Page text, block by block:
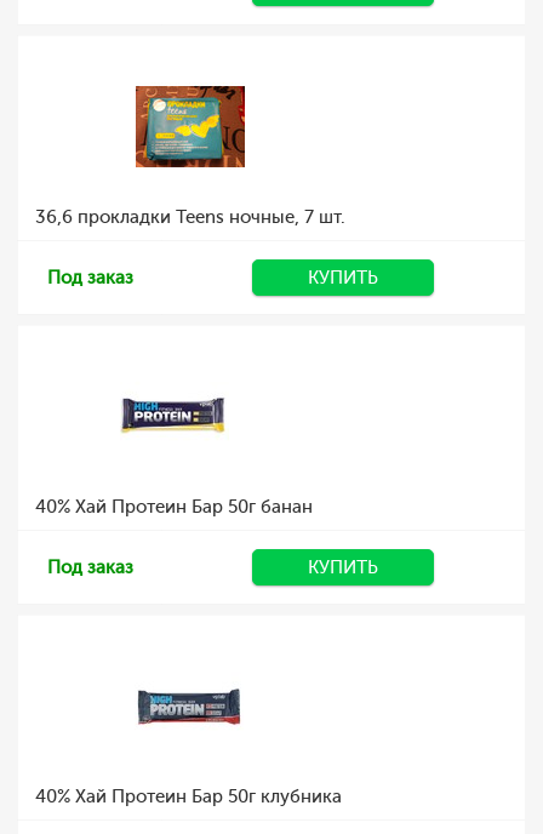
36,6 прокладки Teens ночные, 7 шт.
Под заказ КУПИТЬ
40% Хай Протеин Бар 50г банан
Под заказ КУПИТЬ
40% Хай Протеин Бар 50г клубника